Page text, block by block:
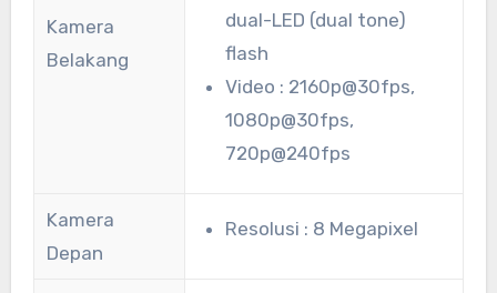
Kamera
Belakang
dual-LED (dual tone)
flash
Video : 2160p@30fps,
1080p@30fps,
720p@240fps
Kamera
Depan
Resolusi : 8 Megapixel